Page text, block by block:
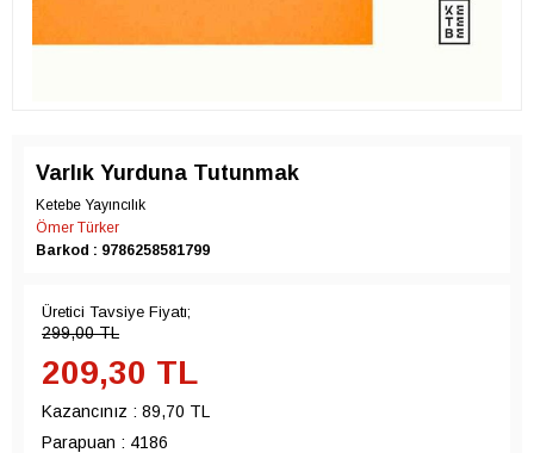
Varlık Yurduna Tutunmak
Ketebe Yayıncılık
Ömer Türker
Barkod : 9786258581799
Üretici Tavsiye Fiyatı;
299,00TL
209,30 TL
Kazancınız : 89,70 TL
Parapuan : 4186